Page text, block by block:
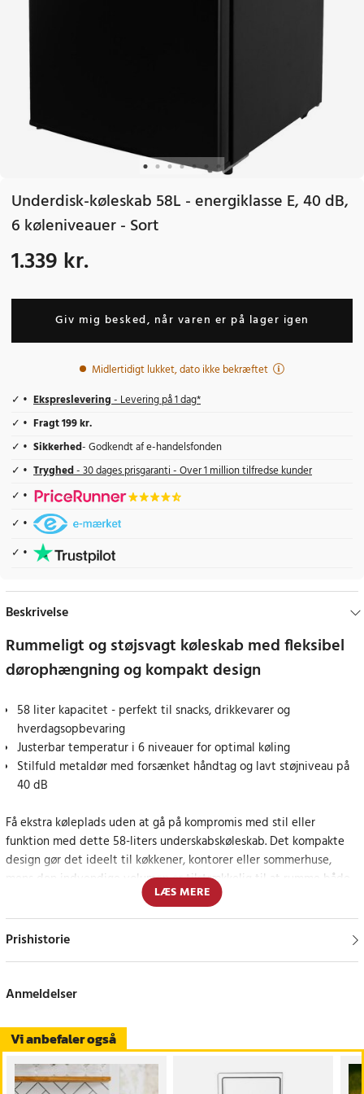
Underdisk-køleskab 58L - energiklasse E, 40 dB,
6 køleniveauer - Sort
Pris:1.339 kr.
1.339 kr.
Giv mig besked, når varen er på lager igen
Midlertidigt lukket, dato ikke bekræftet
Ekspreslevering- Levering på 1 dag*
Fragt 199 kr.
Sikkerhed- Godkendt af e-handelsfonden
Tryghed- 30 dages prisgaranti - Over 1 million tilfredse kunder
Beskrivelse
Rummeligt og støjsvagt køleskab med fleksibel
dørophængning og kompakt design
58 liter kapacitet - perfekt til snacks, drikkevarer og
hverdagsopbevaring
Justerbar temperatur i 6 niveauer for optimal køling
Stilfuld metaldør med forsænket håndtag og lavt støjniveau på
40 dB
Få ekstra køleplads uden at gå på kompromis med stil eller
funktion med dette 58-liters underskabskøleskab. Det kompakte
design gør det ideelt til køkkener, kontorer eller sommerhuse,
mens den indvendige volumen er tilstrækkelig til at rumme både
dagligvarer, snacks og flasker.
Temperaturen justeres nemt med en 6-trins kontrol, som giver dig
den kan åbnes fra højre eller venstre, hvilket gør det nemt at
Den holdbare metaldør med forsænket håndtag bidrager til et
moderne look, mens to dørhylder - hvoraf den ene kan rumme en
høj flaske - maksimerer opbevaringsmulighederne.
LÆS MERE
Prishistorie
Vi anbefaler også
Anmeldelser